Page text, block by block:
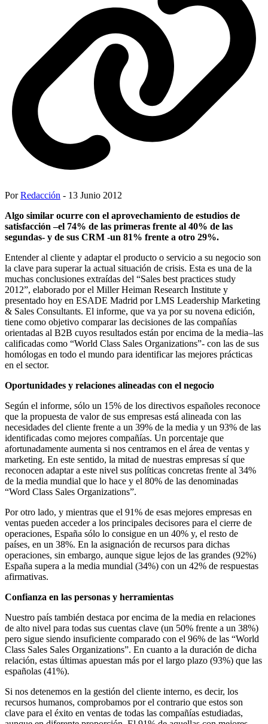
PorRedacción - 13 Junio 2012
Algo similar ocurre con el aprovechamiento de estudios de
satisfacción –el 74% de las primeras frente al 40% de las
segundas- y de sus CRM -un 81% frente a otro 29%.
Entender al cliente y adaptar el producto o servicio a su negocio son
la clave para superar la actual situación de crisis. Esta es una de la
muchas conclusiones extraídas del “Sales best practices study
2012”, elaborado por el Miller Heiman Research Institute y
presentado hoy en ESADE Madrid por LMS Leadership Marketing
& Sales Consultants. El informe, que va ya por su novena edición,
tiene como objetivo comparar las decisiones de las compañías
orientadas al B2B cuyos resultados están por encima de la media–las
calificadas como “World Class Sales Organizations”- con las de sus
homólogas en todo el mundo para identificar las mejores prácticas
en el sector.
Oportunidades y relaciones alineadas con el negocio
Según el informe, sólo un 15% de los directivos españoles reconoce
que la propuesta de valor de sus empresas está alineada con las
necesidades del cliente frente a un 39% de la media y un 93% de las
identificadas como mejores compañías. Un porcentaje que
afortunadamente aumenta si nos centramos en el área de ventas y
marketing. En este sentido, la mitad de nuestras empresas sí que
reconocen adaptar a este nivel sus políticas concretas frente al 34%
de la media mundial que lo hace y el 80% de las denominadas
“Word Class Sales Organizations”.
Por otro lado, y mientras que el 91% de esas mejores empresas en
ventas pueden acceder a los principales decisores para el cierre de
operaciones, España sólo lo consigue en un 40% y, el resto de
países, en un 38%. En la asignación de recursos para dichas
operaciones, sin embargo, aunque sigue lejos de las grandes (92%)
España supera a la media mundial (34%) con un 42% de respuestas
afirmativas.
Confianza en las personas y herramientas
Nuestro país también destaca por encima de la media en relaciones
de alto nivel para todas sus cuentas clave (un 50% frente a un 38%)
pero sigue siendo insuficiente comparado con el 96% de las “World
Class Sales Sales Organizations”. En cuanto a la duración de dicha
relación, estas últimas apuestan más por el largo plazo (93%) que las
españolas (41%).
Si nos detenemos en la gestión del cliente interno, es decir, los
recursos humanos, comprobamos por el contrario que estos son
clave para el éxito en ventas de todas las compañías estudiadas,